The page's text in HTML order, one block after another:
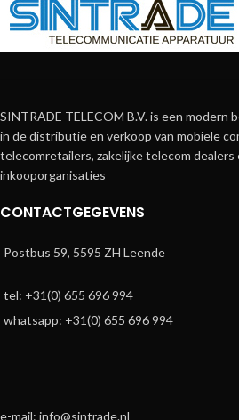
SINTRADE TELECOM B.V. is een modern
in de distributie en verkoop van mobiele
telecomretailers, zakelijke telecom dealers
inkooporganisaties
CONTACTGEGEVENS
Postbus 59, 5595 ZH Leende
tel: +31(0) 655 696 994
whatsapp: +31(0) 655 696 994
e-mail: info@sintrade.nl